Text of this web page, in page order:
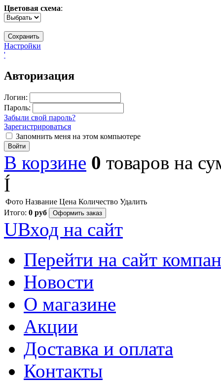
Цветовая схема:
Настройки
'
Авторизация
Логин:
Пароль:
Забыли свой пароль?
Зарегистрироваться
Запомнить меня на этом компьютере
Войти
В корзине 0 товаров на
Í
Фото Название Цена Количество Удалить
Итого: 0 руб Оформить заказ
UВход на сайт
Перейти на сайт
Новости
О магазине
Акции
Доставка и оплата
Контакты